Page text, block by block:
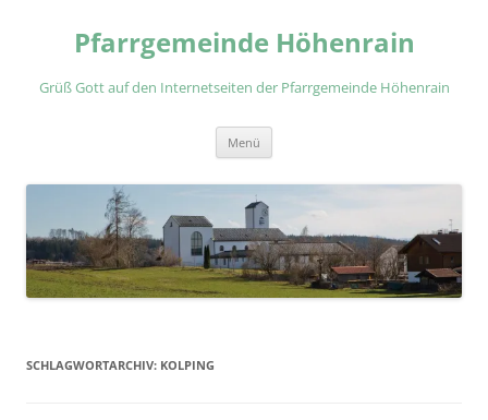
springenPfarrgemeinde Höhenrain
Grüß Gott auf den Internetseiten der Pfarrgemeinde Höhenrain
Menü
SCHLAGWORTARCHIV: KOLPING